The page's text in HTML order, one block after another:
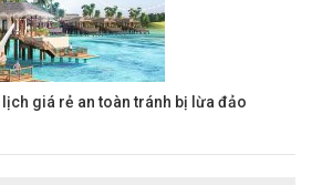
giá rẻ an toàn tránh bị lừa đảo